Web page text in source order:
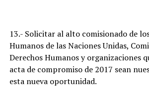
13.- Solicitar al alto comisionado de
Humanos de las Naciones Unidas,
Derechos Humanos y organizaciones
acta de compromiso de 2017 sean
esta nueva oportunidad.